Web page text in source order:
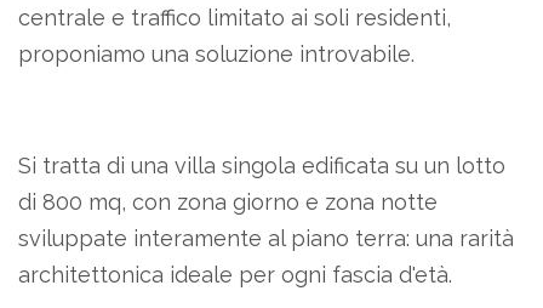
centrale e traffico limitato ai soli residenti,
proponiamo una soluzione introvabile.
Si tratta di una villa singola edificata su un lotto
di 800 mq, con zona giorno e zona notte
sviluppate interamente al piano terra: una rarità
architettonica ideale per ogni fascia d'età.